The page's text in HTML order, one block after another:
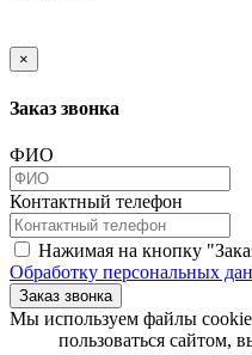
×
Заказ звонка
ФИО
Контактный телефон
Нажимая на кнопку
Обработку персональных
Заказ звонка
​​​​​​​Мы используем файлы
пользоваться сайтом,